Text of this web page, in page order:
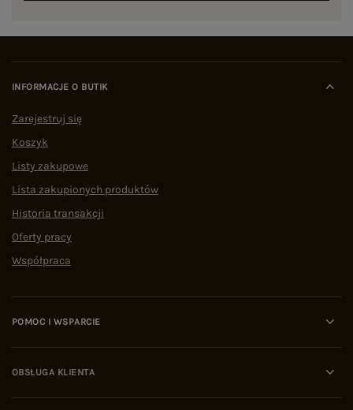
INFORMACJE O BUTIK
Zarejestruj się
Koszyk
Listy zakupowe
Lista zakupionych produktów
Historia transakcji
Oferty pracy
Współpraca
POMOC I WSPARCIE
OBSŁUGA KLIENTA